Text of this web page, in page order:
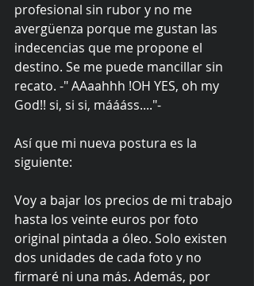
profesional sin rubor y no me
avergüenza porque me gustan las
indecencias que me propone el
destino. Se me puede mancillar sin
recato. -" AAaahhh !OH YES, oh my
God!! si, si si, máááss...."-
Así que mi nueva postura es la
siguiente:
Voy a bajar los precios de mi trabajo
hasta los veinte euros por foto
original pintada a óleo. Solo existen
dos unidades de cada foto y no
firmaré ni una más. Además, por